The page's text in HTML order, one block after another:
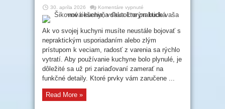
30. apríla 2026 Komentáre vypnuté
Šikovné
riešenia,
ktorým
bude
vaša
nová
kuchyňa
skutočne
praktická
Ak vo svojej kuchyni musíte neustále bojovať s
nepraktickým usporiadaním alebo zlým
prístupom k veciam, radosť z varenia sa rýchlo
vytratí. Aby používanie kuchyne bolo plynulé, je
dôležité sa už pri zariaďovaní zamerať na
funkčné detaily. Ktoré prvky vám zaručene ...
Read More »